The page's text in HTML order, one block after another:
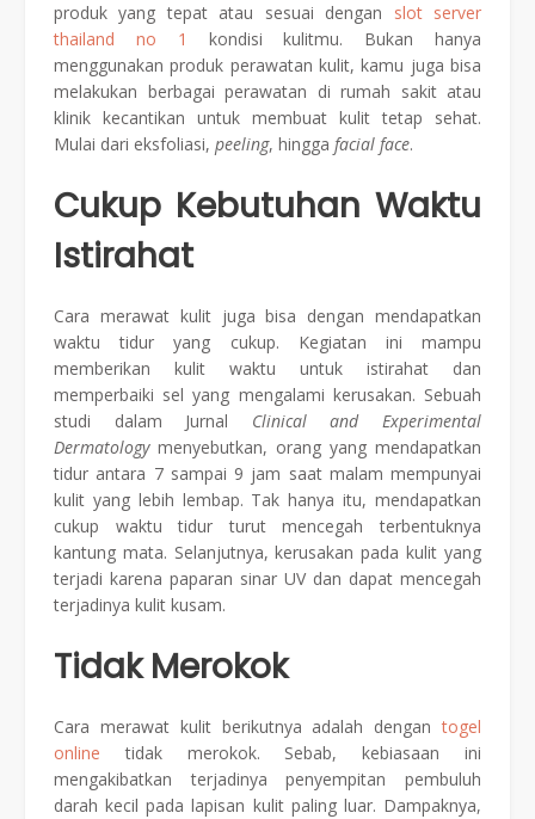
produk yang tepat atau sesuai dengan slot server
thailand no 1
kondisi kulitmu. Bukan hanya
menggunakan produk perawatan kulit, kamu juga bisa
melakukan berbagai perawatan di rumah sakit atau
klinik kecantikan untuk membuat kulit tetap sehat.
Mulai dari eksfoliasi, peeling, hingga facial face.
Cukup Kebutuhan Waktu
Istirahat
Cara merawat kulit juga bisa dengan mendapatkan
waktu tidur yang cukup. Kegiatan ini mampu
memberikan kulit waktu untuk istirahat dan
memperbaiki sel yang mengalami kerusakan. Sebuah
studi dalam Jurnal Clinical and Experimental
Dermatology menyebutkan, orang yang mendapatkan
tidur antara 7 sampai 9 jam saat malam mempunyai
kulit yang lebih lembap. Tak hanya itu, mendapatkan
cukup waktu tidur turut mencegah terbentuknya
kantung mata. Selanjutnya, kerusakan pada kulit yang
terjadi karena paparan sinar UV dan dapat mencegah
terjadinya kulit kusam.
Tidak Merokok
Cara merawat kulit berikutnya adalah dengantogel
online tidak merokok. Sebab, kebiasaan ini
mengakibatkan terjadinya penyempitan pembuluh
darah kecil pada lapisan kulit paling luar. Dampaknya,